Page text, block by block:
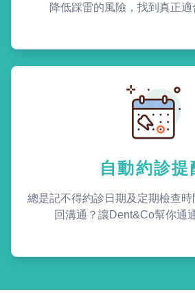
降低踩雷的風險，找到真正適
自動約診提
總是記不得約診日期及定期檢查
回溝通？讓Dent&Co幫你通